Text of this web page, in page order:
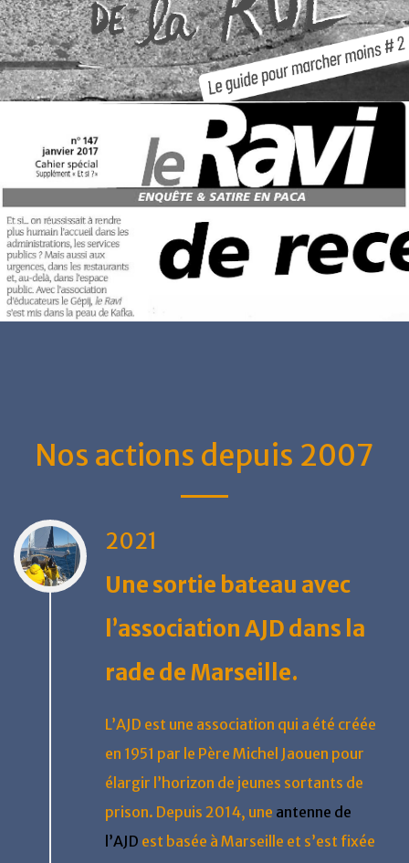
Nos actions depuis 2007
2021
Une sortie bateau avec
l’association AJD dans la
rade de Marseille.
L’AJD est une association qui a été créée
en 1951 par le Père Michel Jaouen pour
élargir l’horizon de jeunes sortants de
prison. Depuis 2014, une antenne de
l’AJD est basée à Marseille et s’est fixée